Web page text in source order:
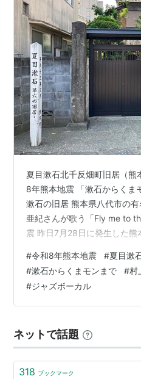
趣味 乗馬、買い物
夏目漱石北千反畑町旧居（熊
8年熊本地震 「漱石からくま
漱石の旧居 熊本県八代市の
亜紀さんが歌う「Fly me to
震 昨日7月28日に発生した熊
である。 ぺちゃんこになった
者のかたの家の中の映像をみ
になったらどうしよう！」 と
が身の気になる。 ウチは二
レビの…
#令和8年熊本地震 #夏目漱
#漱石からくまモンまで #村
#ジャズボーカル
ネットで話題
318 ブックマーク